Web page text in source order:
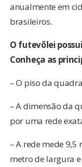
anualmente em
brasileiros.
O futevôlei
Conheça as
– O piso da
– A dimensão da
por uma rede
– A rede mede
metro de largura